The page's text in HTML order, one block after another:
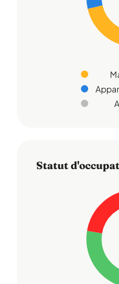
Statut